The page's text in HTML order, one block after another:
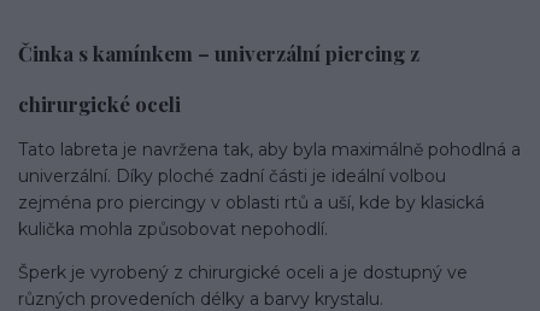
Činka s kamínkem – univerzální piercing z
chirurgické oceli
Tato labreta je navržena tak, aby byla maximálně pohodlná a
univerzální. Díky ploché zadní části je ideální volbou
zejména pro piercingy v oblasti rtů a uší, kde by klasická
kulička mohla způsobovat nepohodlí.
Šperk je vyrobený z chirurgické oceli a je dostupný ve
různých provedeních délky a barvy krystalu.